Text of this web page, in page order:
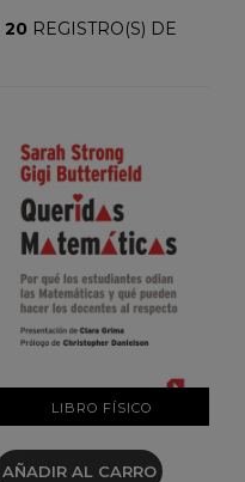
20 REGISTRO(S) DE
LIBRO FÍSICO
VER DETALLES
AÑADIR AL CARRO